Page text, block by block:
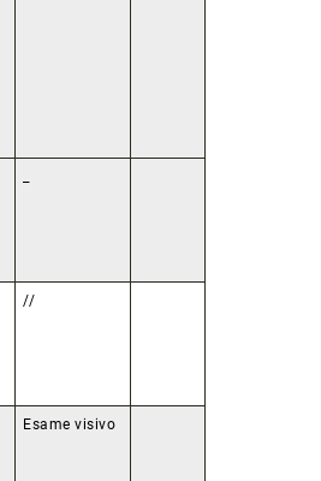
//
Esame visivo